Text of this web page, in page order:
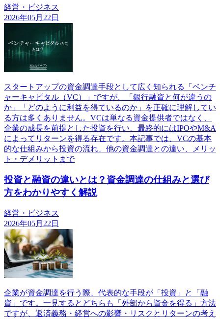
経営・ビジネス
2026年05月22日
スタートアップの資金調達手段として広く知られる「ベンチ
ャーキャピタル（VC）」ですが、「銀行融資と何が違うの
か」「どのように利益を得ているのか」を正確に理解してい
る方は多くありません。VCは単なる資金提供者ではなく、
企業の成長を前提とした投資を行い、最終的にはIPOやM&A
によってリターンを得る存在です。本記事では、VCの基本
的な仕組みから投資の流れ、他の資金調達との違い、メリッ
ト・デメリットまで
投資と融資の違いとは？資金調達の仕組みと選び
方をわかりやすく解説
経営・ビジネス
2026年05月22日
企業が資金調達を行う際、代表的な手段が「投資」と「融
資」です。一見するとどちらも「外部から資金を得る」方法
ですが、返済義務・経営への影響・リスクとリターンの考え